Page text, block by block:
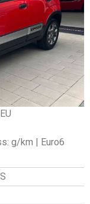
g/km | Euro6